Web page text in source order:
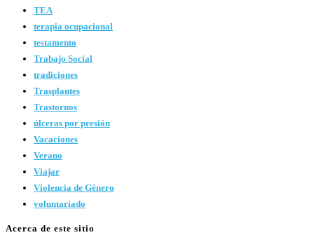
TEA
terapia ocupacional
testamento
Trabajo Social
tradiciones
Trasplantes
Trastornos
úlceras por presión
Vacaciones
Verano
Viajar
Violencia de Género
voluntariado
Acerca de este sitio